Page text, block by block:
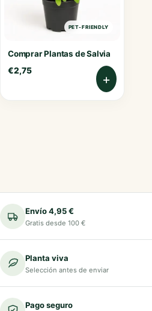
PET-FRIENDLY
Comprar Plantas de Salvia
€2,75
+
Envío 4,95 €
Gratis desde 100 €
Planta viva
Selección antes de enviar
Pago seguro